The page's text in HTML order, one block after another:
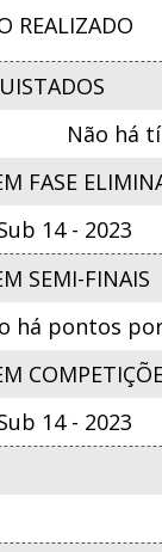
REALIZADO
Não há
FASE
14 - 2023
SEMI-FINAIS
há pontos
14 - 2023